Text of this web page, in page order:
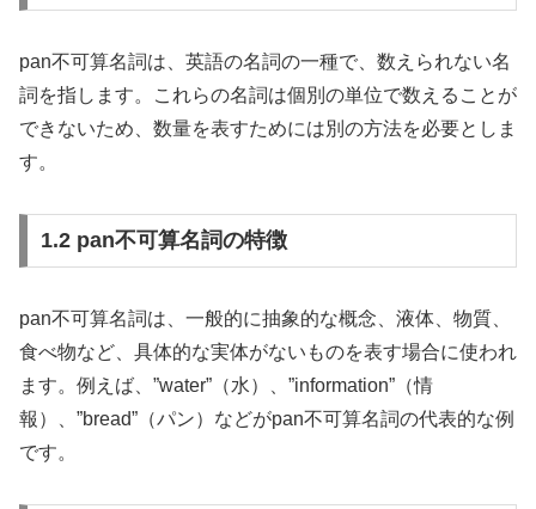
pan不可算名詞は、英語の名詞の一種で、数えられない名
詞を指します。これらの名詞は個別の単位で数えることが
できないため、数量を表すためには別の方法を必要としま
す。
1.2 pan不可算名詞の特徴
pan不可算名詞は、一般的に抽象的な概念、液体、物質、
食べ物など、具体的な実体がないものを表す場合に使われ
ます。例えば、”water”（水）、”information”（情
報）、”bread”（パン）などがpan不可算名詞の代表的な例
です。